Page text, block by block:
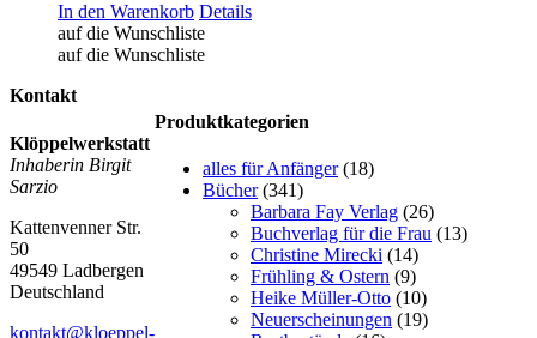
In den Warenkorb Details
auf die Wunschliste
auf die Wunschliste
Produktkategorien
alles für Anfänger (18)
Bücher (341)
Barbara Fay Verlag (26)
Buchverlag für die Frau (13)
Christine Mirecki (14)
Frühling & Ostern (9)
Heike Müller-Otto (10)
Neuerscheinungen (19)
Kontakt
Klöppelwerkstatt
Inhaberin Birgit
Sarzio
Kattenvenner Str.
50
49549 Ladbergen
Deutschland
kontakt@kloeppel-